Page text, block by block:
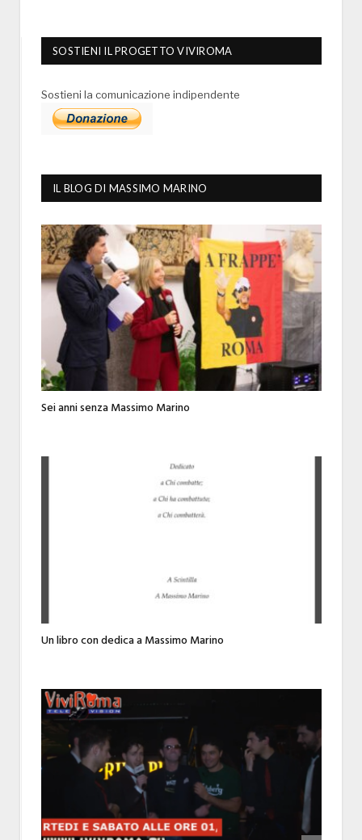
SOSTIENI IL PROGETTO VIVIROMA
Sostieni la comunicazione indipendente
IL BLOG DI MASSIMO MARINO
Sei anni senza Massimo Marino
Un libro con dedica a Massimo Marino